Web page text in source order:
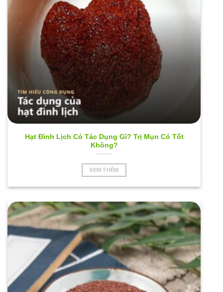
Hạt Đình Lịch Có Tác Dụng Gì? Trị Mụn Có Tốt
Không?
XEM THÊM